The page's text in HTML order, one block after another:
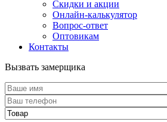
Скидки и акции
Онлайн-калькулятор
Вопрос-ответ
Оптовикам
Контакты
Вызвать замерщика